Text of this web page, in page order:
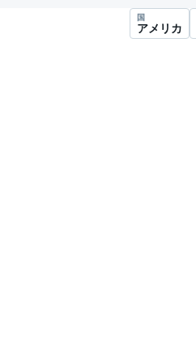
国
アメリカ